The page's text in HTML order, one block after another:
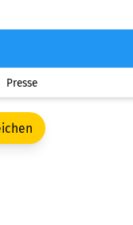
Presse